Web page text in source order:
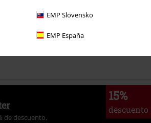
EMP Slovensko
EMP España
Camisetas
15%
descuento
de descuento,